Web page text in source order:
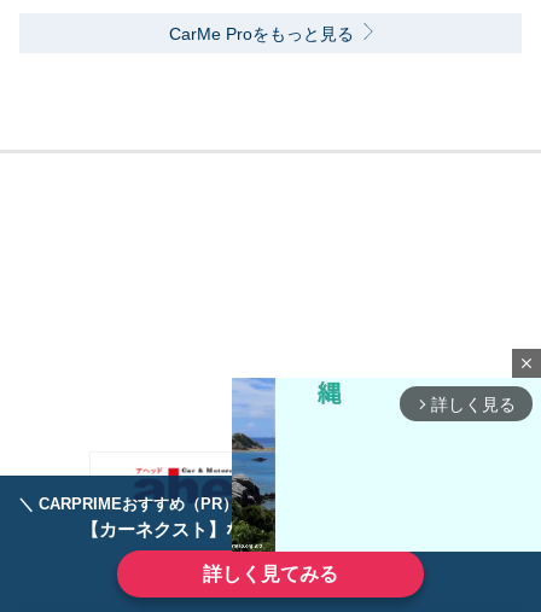
＼ CARPRIMEおすすめ（PR） ／ディーラーで手放すのはもったいない！
【カーネクスト】ならどんなクルマも高価買取
詳しく見てみる
CarMe Proをもっと見る
close
arrow_forward_ios 詳しく見る